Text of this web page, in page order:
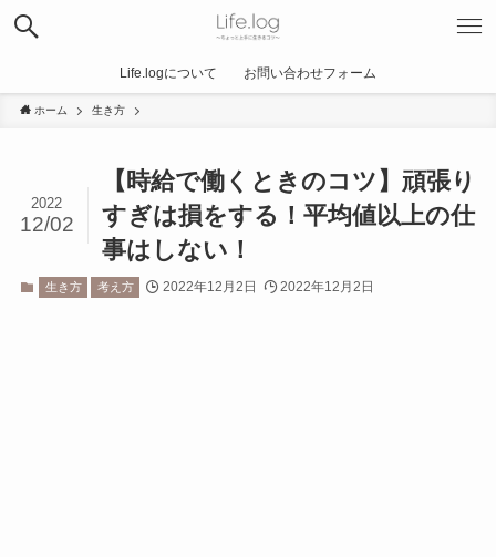
Life.logについて お問い合わせフォーム
ホーム 生き方
【時給で働くときのコツ】頑張り
すぎは損をする！平均値以上の仕
事はしない！
2022
12/02
生き方 考え方 2022年12月2日 2022年12月2日